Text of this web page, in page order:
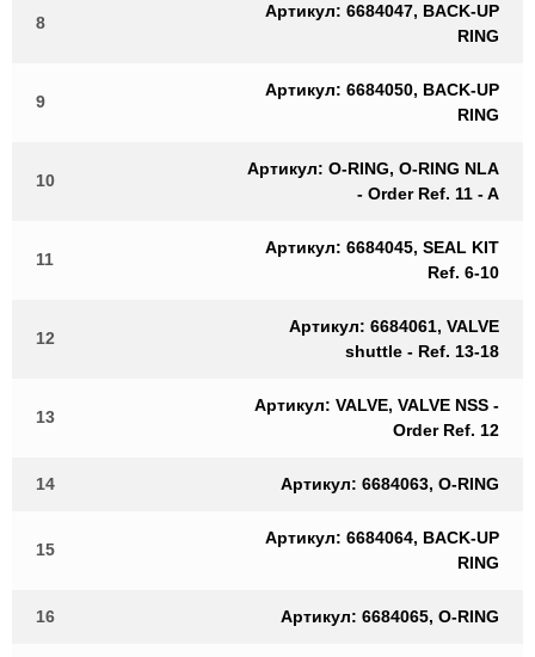
8
Артикул: 6684047, BACK-UP
RING
9
Артикул: 6684050, BACK-UP
RING
10
Артикул: O-RING, O-RING NLA
- Order Ref. 11 - A
11
Артикул: 6684045, SEAL KIT
Ref. 6-10
12
Артикул: 6684061, VALVE
shuttle - Ref. 13-18
13
Артикул: VALVE, VALVE NSS -
Order Ref. 12
14 Артикул: 6684063, O-RING
15
Артикул: 6684064, BACK-UP
RING
16 Артикул: 6684065, O-RING